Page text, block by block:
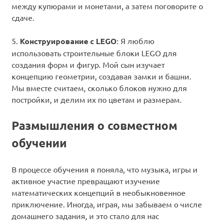
между купюрами и монетами, а затем поговорите о
сдаче.
5. Конструирование с LEGO: Я люблю
использовать строительные блоки LEGO для
создания форм и фигур. Мой сын изучает
концепцию геометрии, создавая замки и башни.
Мы вместе считаем, сколько блоков нужно для
постройки, и делим их по цветам и размерам.
Размышления о совместном
обучении
В процессе обучения я поняла, что музыка, игры и
активное участие превращают изучение
математических концепций в необыкновенное
приключение. Иногда, играя, мы забываем о числе
домашнего задания, и это стало для нас